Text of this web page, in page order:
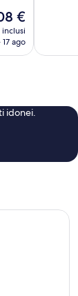
€
€
inclusi
ago
idonei.